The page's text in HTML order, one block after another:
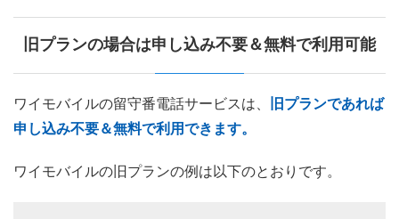
旧プランの場合は申し込み不要＆無料で利用可能
ワイモバイルの留守番電話サービスは、
旧プランであれば
申し込み不要＆無料で利用できます。
ワイモバイルの旧プランの例は以下のとおりです。